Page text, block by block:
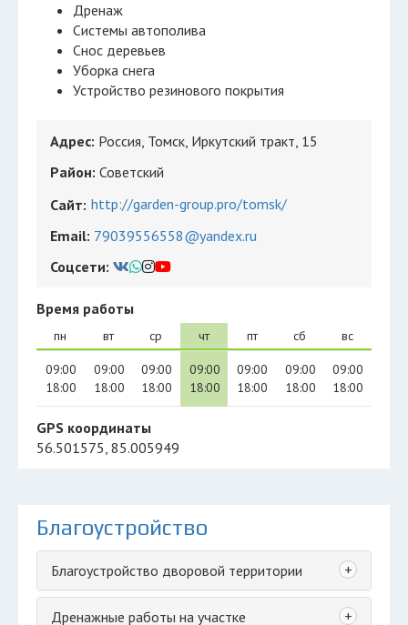
Дренаж
Системы автополива
Снос деревьев
Уборка снега
Устройство резинового покрытия
Адрес: Россия, Томск, Иркутский тракт, 15
Район: Советский
Сайт: http://garden-group.pro/tomsk/
Email: 79039556558@yandex.ru
Соцсети:
Время работы
пн
09:00
18:00
вт
09:00
18:00
ср
09:00
18:00
чт
09:00
18:00
пт
09:00
18:00
сб
09:00
18:00
вс
09:00
18:00
GPS координаты
56.501575, 85.005949
Благоустройство
Благоустройство дворовой территории +
Дренажные работы на участке +